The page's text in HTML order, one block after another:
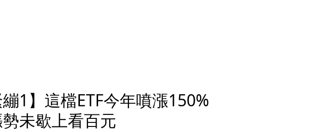
繃1】這檔ETF今年噴漲150%
未歇上看百元